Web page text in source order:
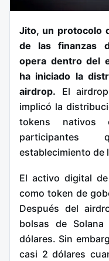
Jito, un protocolo
de las finanzas
opera dentro del
ha iniciado la
airdrop. El
implicó la
tokens
participantes
establecimiento de
El activo digital
como token de
Después del
bolsas de
dólares. Sin
casi 2 dólares